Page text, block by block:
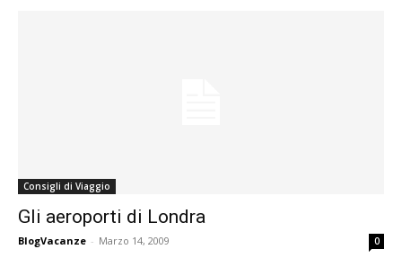
Consigli di Viaggio
Gli aeroporti di Londra
BlogVacanze - Marzo 14, 2009 0